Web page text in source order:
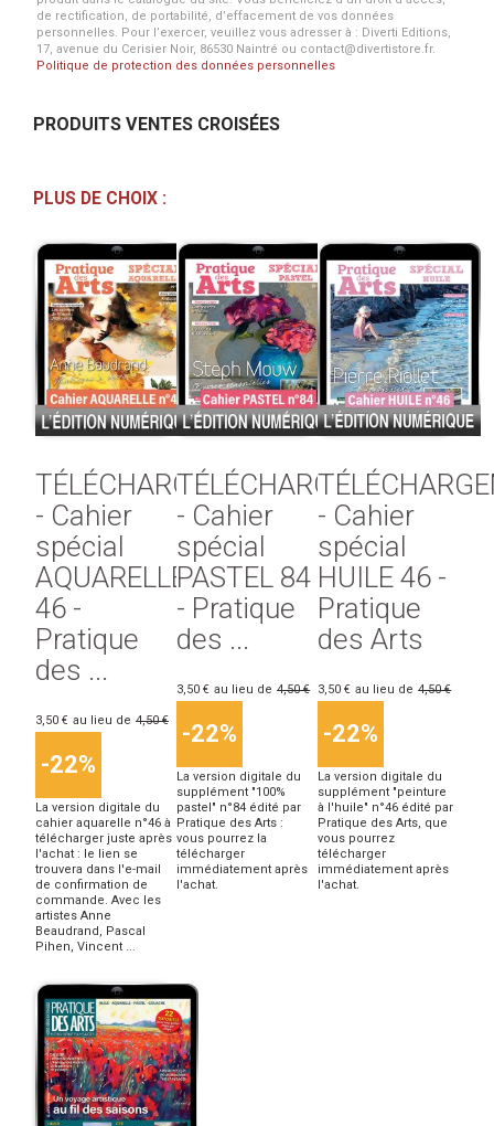
de rectification, de portabilité, d’effacement de vos données
personnelles. Pour l’exercer, veuillez vous adresser à : Diverti Editions,
17, avenue du Cerisier Noir, 86530 Naintré ou contact@divertistore.fr.
Politique de protection des données personnelles
PRODUITS VENTES CROISÉES
PLUS DE CHOIX :
TÉLÉCHARGEMENT
- Cahier
spécial
AQUARELLE
46 -
Pratique
des ...
3,50 € au lieu de 4,50 €
-22%
La version digitale du
cahier aquarelle n°46 à
télécharger juste après
l'achat : le lien se
trouvera dans l'e-mail
de confirmation de
commande. Avec les
artistes Anne
Beaudrand, Pascal
Pihen, Vincent ...
TÉLÉCHARGEMENT
- Cahier
spécial
PASTEL 84
- Pratique
des ...
3,50 € au lieu de 4,50 €
-22%
La version digitale du
supplément "100%
pastel" n°84 édité par
Pratique des Arts :
vous pourrez la
télécharger
immédiatement après
l'achat.
- Cahier
spécial
HUILE 46 -
Pratique
des Arts
3,50 € au lieu de 4,50 €
-22%
La version digitale du
supplément "peinture
à l'huile" n°46 édité par
Pratique des Arts, que
vous pourrez
télécharger
immédiatement après
l'achat.